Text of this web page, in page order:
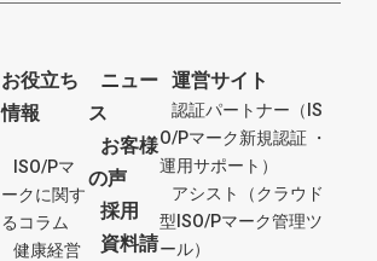
お役立ち
情報
ISO/Pマ
ークに関す
るコラム
健康経営
ニュー
ス
お客様
の声
採用
資料請
運営サイト
認証パートナー（IS
O/Pマーク新規認証 ・
運用サポート）
アシスト（クラウド
型ISO/Pマーク管理ツ
ール）